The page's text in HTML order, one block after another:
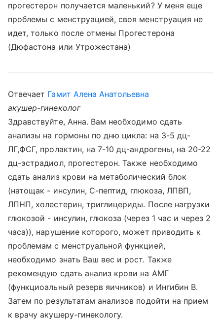
прогестерон получается маленький? У меня еще
проблемы с менструацией, своя менструация не
идет, только после отмены Прогестерона
(Дюфастона или Утрожестана)
Отвечает Гамит Алена Анатольевна
акушер-гинеколог
Здравствуйте, Анна. Вам необходимо сдать
анализы на гормоны по дню цикла: на 3-5 дц-
ЛГ,ФСГ, пролактин, на 7-10 дц-андрогены, на 20-22
дц-эстрадиол, прогестерон. Также необходимо
сдать анализ крови на метаболический блок
(натощак - инсулин, С-пептид, глюкоза, ЛПВП,
ЛПНП, холестерин, триглицериды. После нагрузки
глюкозой - инсулин, глюкоза (через 1 час и через 2
часа)), нарушение которого, может приводить к
проблемам с менструальной функцией,
необходимо знать Ваш вес и рост. Также
рекомендую сдать анализ крови на АМГ
(функциоальный резерв яичников) и Ингибин В.
Затем по результатам анализов подойти на прием
к врачу акушеру-гинекологу.